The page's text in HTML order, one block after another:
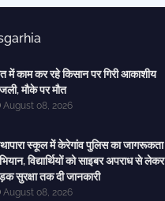
में काम कर रहे किसान पर गिरी आकाशीय
मौके पर मौत
August 08, 2026
स्कूल में केरेगांव पुलिस का जागरूकता
विद्यार्थियों को साइबर अपराध से लेकर
सुरक्षा तक दी जानकारी
August 08, 2026